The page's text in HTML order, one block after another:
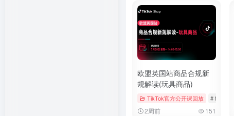
欧盟英国站商品合规新
规解读(玩具商品)
TikTok官方公开课回放 # tiktok
2周前 151